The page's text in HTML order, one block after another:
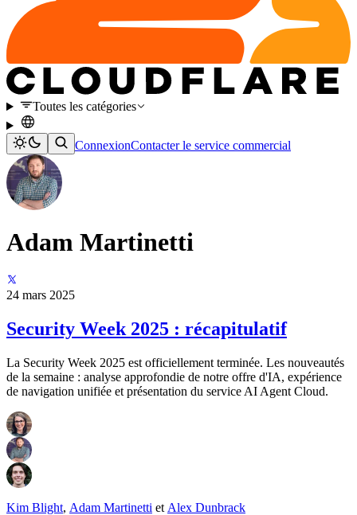
Toutes les catégories
ConnexionContacter le service commercial
Adam Martinetti
24 mars 2025
Security Week 2025 : récapitulatif
La Security Week 2025 est officiellement terminée. Les nouveautés
de la semaine : analyse approfondie de notre offre d'IA, expérience
de navigation unifiée et présentation du service AI Agent Cloud.
Kim Blight, Adam Martinetti et Alex Dunbrack